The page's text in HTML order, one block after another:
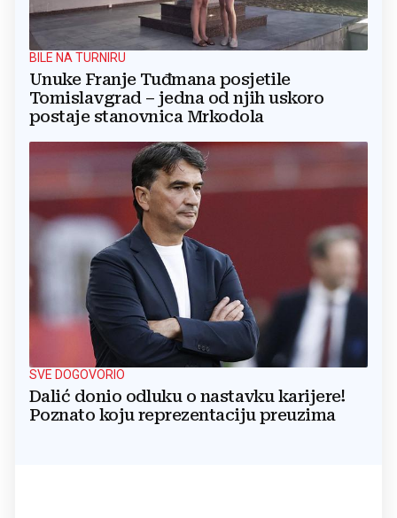
BILE NA TURNIRU
Unuke Franje Tuđmana posjetile
Tomislavgrad – jedna od njih uskoro
postaje stanovnica Mrkodola
SVE DOGOVORIO
Dalić donio odluku o nastavku karijere!
Poznato koju reprezentaciju preuzima